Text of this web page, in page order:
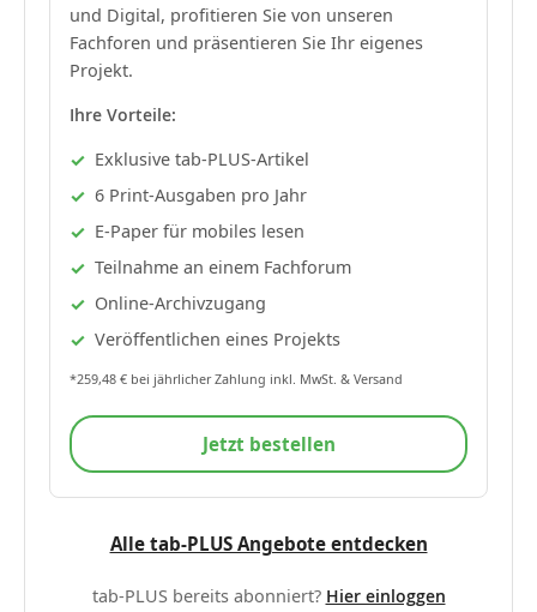
und Digital, profitieren Sie von unseren
Fachforen und präsentieren Sie Ihr eigenes
Projekt.
Ihre Vorteile:
Exklusive tab-PLUS-Artikel
6 Print-Ausgaben pro Jahr
E-Paper für mobiles lesen
Teilnahme an einem Fachforum
Online-Archivzugang
Veröffentlichen eines Projekts
*259,48 € bei jährlicher Zahlung inkl. MwSt. & Versand
Jetzt bestellen
Alle tab-PLUS Angebote entdecken
tab-PLUS bereits abonniert? Hier einloggen